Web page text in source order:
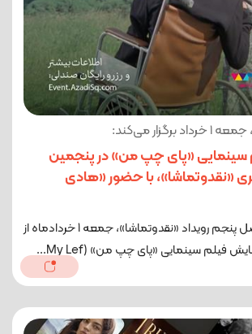
می‌کند:
سینمایی «پای چپ من» در پنجمین
«نقدوتماشا»، با حضور «هادی
دهمین اکران از فصل پنجم رویداد «نقدوتماشا»، جمعه 1 خرداد‌ماه از